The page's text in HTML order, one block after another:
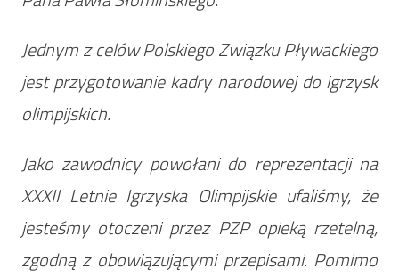
Jednym z celów Polskiego Związku Pływackiego
jest przygotowanie kadry narodowej do igrzysk
olimpijskich.
Jako zawodnicy powołani do reprezentacji na
XXXII Letnie Igrzyska Olimpijskie ufaliśmy, że
jesteśmy otoczeni przez PZP opieką rzetelną,
zgodną z obowiązującymi przepisami. Pomimo